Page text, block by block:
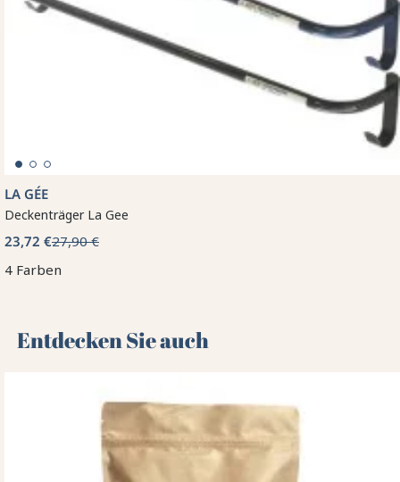
LA GÉE
Deckenträger La Gee
23,72 €27,90 €
4 Farben
Entdecken Sie auch 🌻